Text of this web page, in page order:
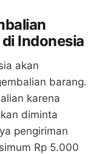
Indonesia
akan
barang.
karena
diminta
pengiriman
Rp 5.000